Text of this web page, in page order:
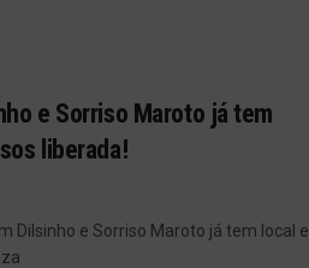
e Sorriso Maroto já tem
liberada!
Dilsinho e Sorriso Maroto já tem local e